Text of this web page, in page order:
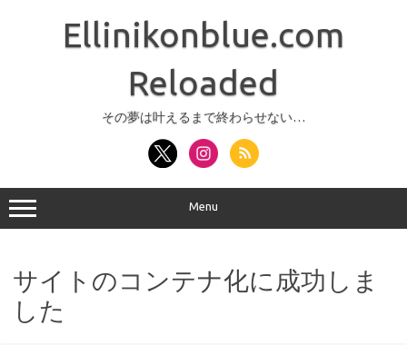
Ellinikonblue.com
Reloaded
その夢は叶えるまで終わらせない…
Menu
サイトのコンテナ化に成功しま
した